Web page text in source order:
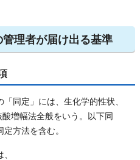
理者が届け出る基準
同定」には、生化学的性状、
増幅法全般をいう。以下同
方法を含む。